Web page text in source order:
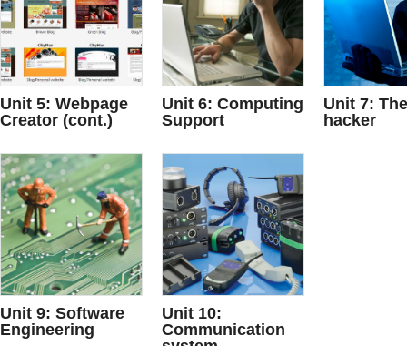
Unit 5: Webpage
Creator (cont.)
Unit 6: Computing
Support
Unit 7:
hacker
Unit 9: Software
Engineering
Unit 10:
Communication